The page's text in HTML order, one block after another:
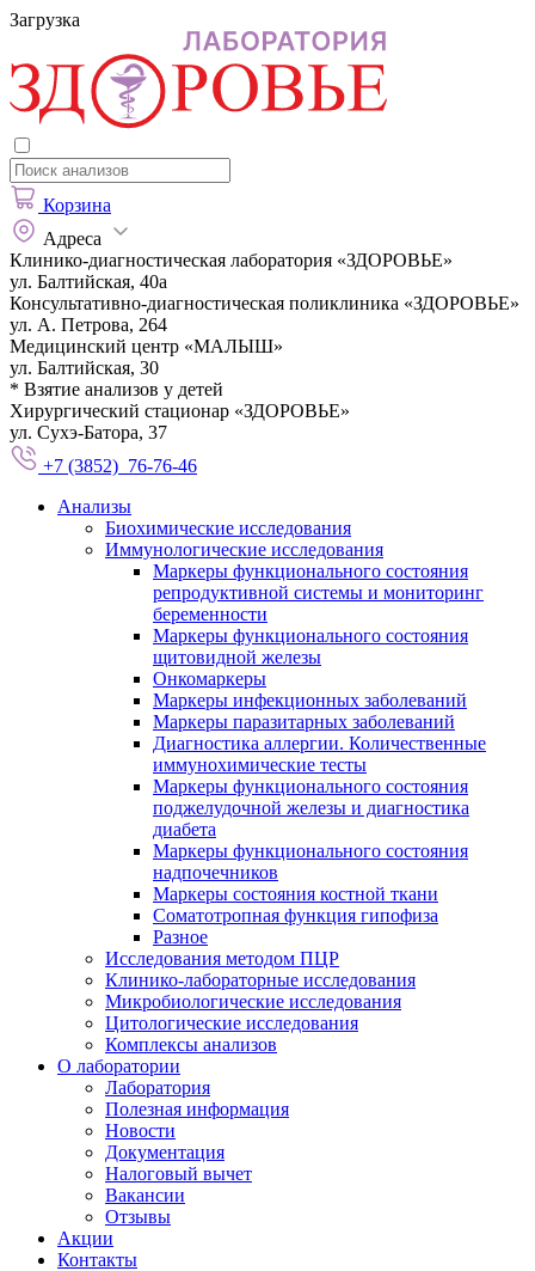
Загрузка
Корзина
Адреса
Клинико-диагностическая лаборатория «ЗДОРОВЬЕ»
ул. Балтийская, 40а
Консультативно-диагностическая поликлиника «ЗДОРОВЬЕ»
ул. А. Петрова, 264
Медицинский центр «МАЛЫШ»
ул. Балтийская, 30
* Взятие анализов у детей
Хирургический стационар «ЗДОРОВЬЕ»
ул. Сухэ-Батора, 37
+7 (3852) 76-76-46
Анализы
Биохимические исследования
Иммунологические исследования
Маркеры функционального состояния
репродуктивной системы и мониторинг
беременности
Маркеры функционального состояния
щитовидной железы
Онкомаркеры
Маркеры инфекционных заболеваний
Маркеры паразитарных заболеваний
Диагностика аллергии. Количественные
иммунохимические тесты
Маркеры функционального состояния
поджелудочной железы и диагностика
диабета
Маркеры функционального состояния
надпочечников
Маркеры состояния костной ткани
Соматотропная функция гипофиза
Разное
Исследования методом ПЦР
Клинико-лабораторные исследования
Микробиологические исследования
Цитологические исследования
Комплексы анализов
О лаборатории
Лаборатория
Полезная информация
Новости
Документация
Налоговый вычет
Вакансии
Отзывы
Акции
Контакты